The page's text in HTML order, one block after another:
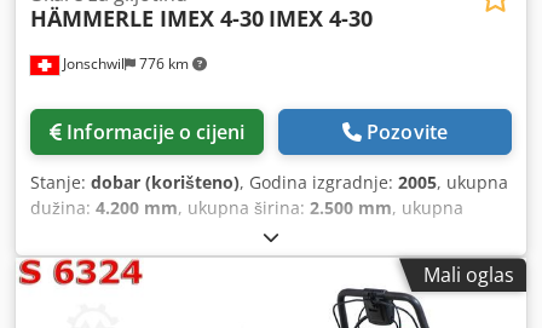
Jonschwil 776 km
HÄMMERLE IMEX 4-30 IMEX 4-30
Informacije o cijeni Pozovite
Stanje: dobar (korišteno), Godina izgradnje: 2005, ukupna
dužina: 4.200 mm, ukupna širina: 2.500 mm, ukupna
, visina proizvoda (maks.):
masa:7.000 kg,
Mali oglas